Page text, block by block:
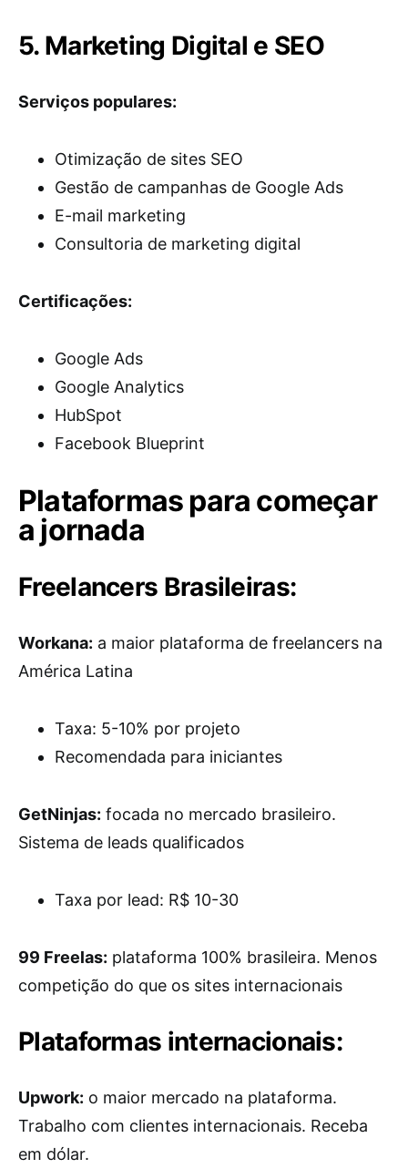
5. Marketing Digital e SEO
Serviços populares:
Otimização de sites SEO
Gestão de campanhas de Google Ads
E-mail marketing
Consultoria de marketing digital
Certificações:
Google Ads
Google Analytics
HubSpot
Facebook Blueprint
Plataformas para começar
a jornada
Freelancers Brasileiras:
Workana: a maior plataforma de freelancers na
América Latina
Taxa: 5-10% por projeto
Recomendada para iniciantes
GetNinjas: focada no mercado brasileiro.
Sistema de leads qualificados
Taxa por lead: R$ 10-30
99 Freelas: plataforma 100% brasileira. Menos
competição do que os sites internacionais
Plataformas internacionais:
Upwork: o maior mercado na plataforma.
Trabalho com clientes internacionais. Receba
em dólar.